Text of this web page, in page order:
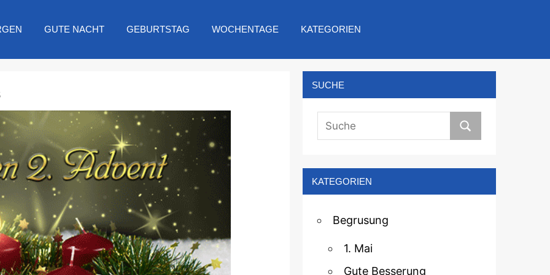
GUTE NACHT GEBURTSTAG WOCHENTAGE KATEGORIEN
SUCHE
KATEGORIEN
Begrusung
1. Mai
Gute Besserung